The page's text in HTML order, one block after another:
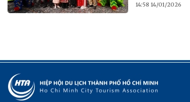
14:58 14/01/2026